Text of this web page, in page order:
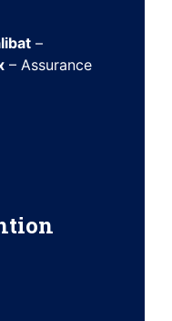
–
– Assurance